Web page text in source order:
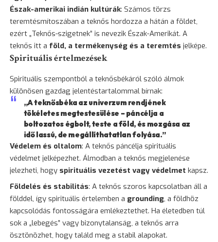
Észak-amerikai indián kultúrák: Számos törzs
teremtésmítoszában a teknős hordozza a hátán a földet,
ezért „Teknős-szigetnek” is nevezik Észak-Amerikát. A
teknős itt a föld, a termékenység és a teremtés jelképe.
Spirituális értelmezések
Spirituális szempontból a teknősbékáról szóló álmok
különösen gazdag jelentéstartalommal bírnak:
„A teknősbéka az univerzum rendjének
tökéletes megtestesülése – páncélja a
boltozatos égbolt, teste a föld, és mozgása az
idő lassú, de megállíthatatlan folyása.”
Védelem és oltalom: A teknős páncélja spirituális
védelmet jelképezhet. Álmodban a teknős megjelenése
jelezheti, hogy spirituális vezetést vagy védelmet kapsz.
Földelés és stabilitás: A teknős szoros kapcsolatban áll a
földdel, így spirituális értelemben a grounding, a földhöz
kapcsolódás fontosságára emlékeztethet. Ha életedben túl
sok a „lebegés” vagy bizonytalanság, a teknős arra
ösztönözhet, hogy találd meg a stabil alapokat.